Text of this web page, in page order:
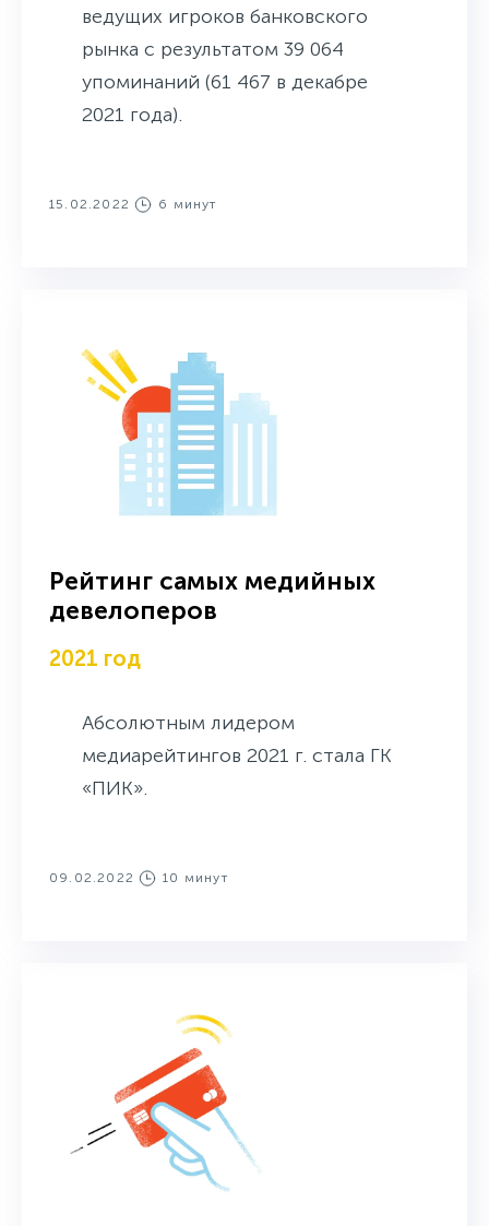
ведущих игроков банковского
рынка c результатом 39 064
упоминаний (61 467 в декабре
2021 года).
15.02.2022 6 минут
Рейтинг самых медийных
девелоперов
2021 год
Абсолютным лидером
медиарейтингов 2021 г. стала ГК
«ПИК».
09.02.2022 10 минут